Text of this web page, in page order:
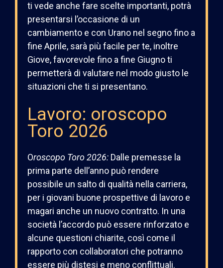
ti vede anche fare scelte importanti, potrà
presentarsi l’occasione di un
cambiamento e con Urano nel segno fino a
fine Aprile, sarà più facile per te, inoltre
Giove, favorevole fino a fine Giugno ti
permetterà di valutare nel modo giusto le
situazioni che ti si presentano.
Lavoro: oroscopo
Toro 2026
Oroscopo Toro2026: Dalle premesse la
prima parte dell’anno può rendere
possibile un salto di qualità nella carriera,
per i giovani buone prospettive di lavoro e
magari anche un nuovo contratto. In una
società l’accordo può essere rinforzato e
alcune questioni chiarite, così come il
rapporto con collaboratori che potranno
essere più distesi e meno conflittuali.